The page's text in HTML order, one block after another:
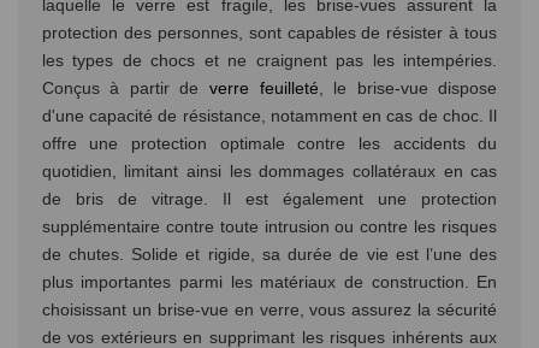
laquelle le verre est fragile, les brise-vues assurent la
protection des personnes, sont capables de résister à tous
les types de chocs et ne craignent pas les intempéries.
Conçus à partir de verre feuilleté , le brise-vue dispose
d'une capacité de résistance, notamment en cas de choc. Il
offre une protection optimale contre les accidents du
quotidien, limitant ainsi les dommages collatéraux en cas
de bris de vitrage. Il est également une protection
supplémentaire contre toute intrusion ou contre les risques
de chutes. Solide et rigide, sa durée de vie est l’une des
plus importantes parmi les matériaux de construction. En
choisissant un brise-vue en verre, vous assurez la sécurité
de vos extérieurs en supprimant les risques inhérents aux